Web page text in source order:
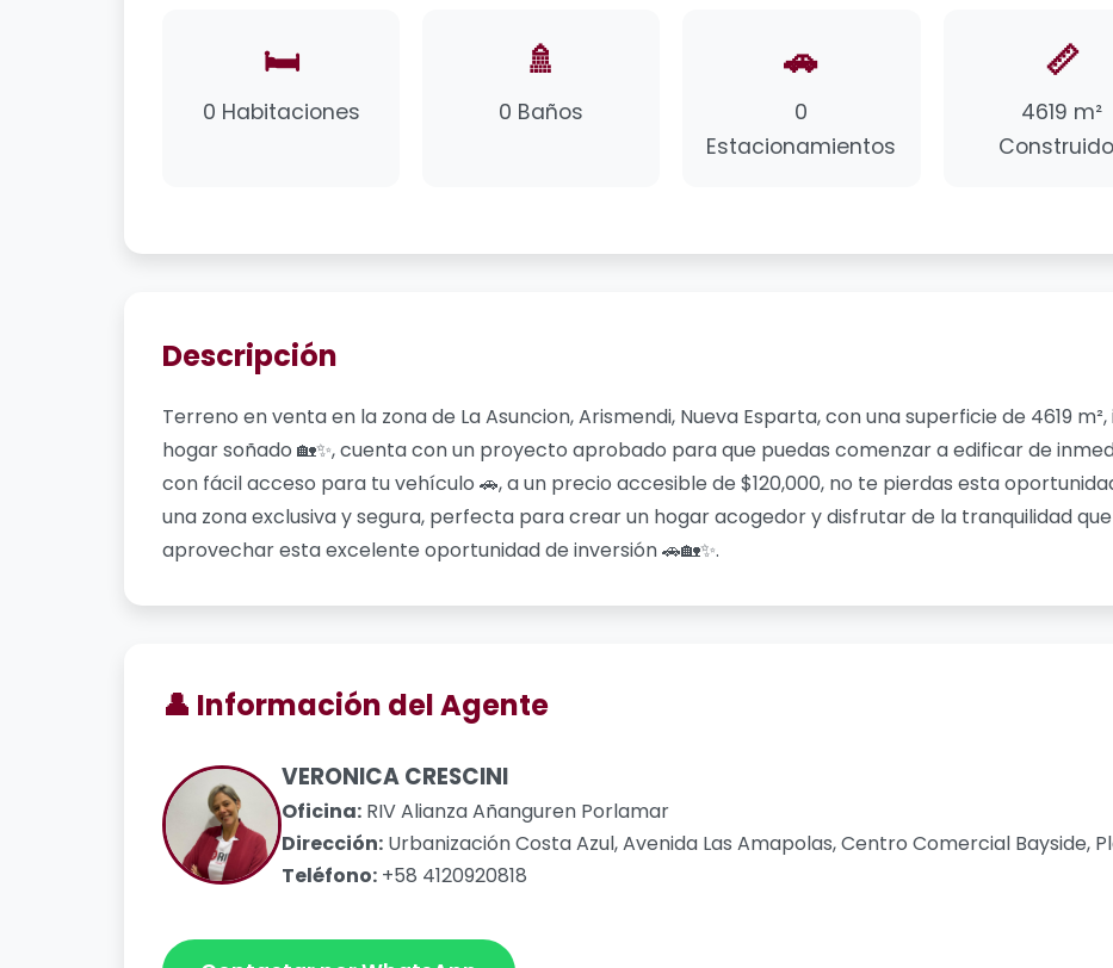
🛏️
0 Habitaciones
🚿
0 Baños
🚗
0
Estacionamientos
📏
4619 m²
Descripción
Terreno en venta en la zona de La Asuncion, Arismendi, Nueva Esparta, con una superficie de 4619
hogar soñado 🏡✨, cuenta con un proyecto aprobado para que puedas comenzar a edificar de
con fácil acceso para tu vehículo 🚗, a un precio accesible de $120,000, no te pierdas esta
una zona exclusiva y segura, perfecta para crear un hogar acogedor y disfrutar de la tranquilidad
aprovechar esta excelente oportunidad de inversión 🚗🏡✨.
👤 Información del Agente
VERONICA CRESCINI
Oficina: RIV Alianza Añanguren Porlamar
Dirección: Urbanización Costa Azul, Avenida Las Amapolas, Centro Comercial Bayside,
Teléfono: +58 4120920818